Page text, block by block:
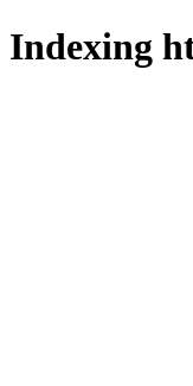
Indexing